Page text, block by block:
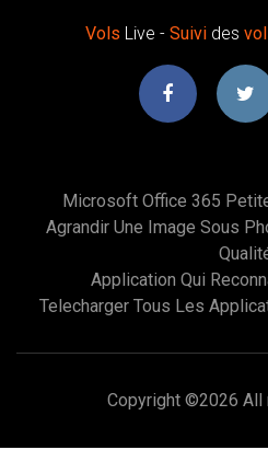
Vols Live - Suivides
Microsoft Office 365
Agrandir Une Image Sous
Application Qui
Telecharger Tous Les
Copyright ©2026 All